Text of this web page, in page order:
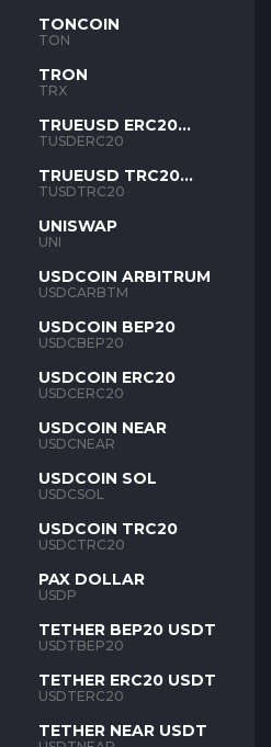
TONCOIN
TON
TRON
TRX
TRUEUSD ERC20
TUSD
TUSDERC20
TRUEUSD TRC20
TUSD
TUSDTRC20
UNISWAP
UNI
USDCOIN ARBITRUM
USDCARBTM
USDCOIN BEP20
USDCBEP20
USDCOIN ERC20
USDCERC20
USDCOIN NEAR
USDCNEAR
USDCOIN SOL
USDCSOL
USDCOIN TRC20
USDCTRC20
PAX DOLLAR
USDP
TETHER BEP20 USDT
USDTBEP20
TETHER ERC20 USDT
USDTERC20
TETHER NEAR USDT